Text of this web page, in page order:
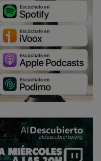
Aceptar cookies
Política de cookies